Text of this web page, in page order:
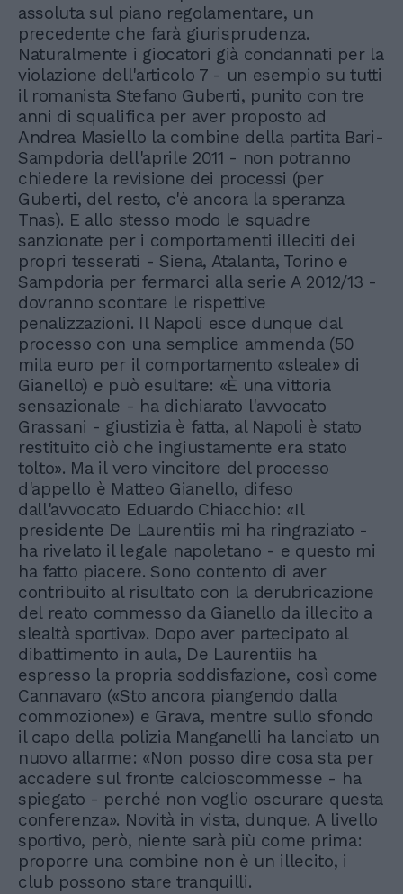
assoluta sul piano regolamentare, un
precedente che farà giurisprudenza.
Naturalmente i giocatori già condannati per la
violazione dell'articolo 7 - un esempio su tutti
il romanista Stefano Guberti, punito con tre
anni di squalifica per aver proposto ad
Andrea Masiello la combine della partita Bari-
Sampdoria dell'aprile 2011 - non potranno
chiedere la revisione dei processi (per
Guberti, del resto, c'è ancora la speranza
Tnas). E allo stesso modo le squadre
sanzionate per i comportamenti illeciti dei
propri tesserati - Siena, Atalanta, Torino e
Sampdoria per fermarci alla serie A 2012/13 -
dovranno scontare le rispettive
penalizzazioni. Il Napoli esce dunque dal
processo con una semplice ammenda (50
mila euro per il comportamento «sleale» di
Gianello) e può esultare: «È una vittoria
sensazionale - ha dichiarato l'avvocato
Grassani - giustizia è fatta, al Napoli è stato
restituito ciò che ingiustamente era stato
tolto». Ma il vero vincitore del processo
d'appello è Matteo Gianello, difeso
dall'avvocato Eduardo Chiacchio: «Il
presidente De Laurentiis mi ha ringraziato -
ha rivelato il legale napoletano - e questo mi
ha fatto piacere. Sono contento di aver
contribuito al risultato con la derubricazione
del reato commesso da Gianello da illecito a
slealtà sportiva». Dopo aver partecipato al
dibattimento in aula, De Laurentiis ha
espresso la propria soddisfazione, così come
Cannavaro («Sto ancora piangendo dalla
commozione») e Grava, mentre sullo sfondo
il capo della polizia Manganelli ha lanciato un
nuovo allarme: «Non posso dire cosa sta per
accadere sul fronte calcioscommesse - ha
spiegato - perché non voglio oscurare questa
conferenza». Novità in vista, dunque. A livello
sportivo, però, niente sarà più come prima:
proporre una combine non è un illecito, i
club possono stare tranquilli.